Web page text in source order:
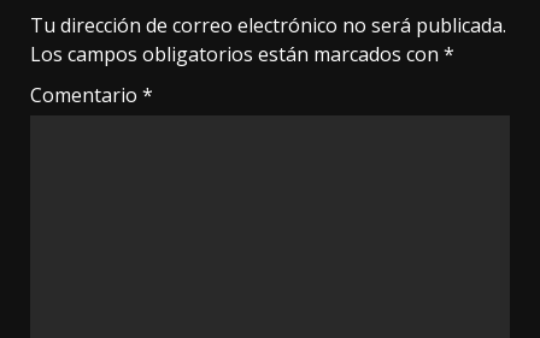
Tu dirección de correo electrónico no será publicada.
Los campos obligatorios están marcados con *
Comentario *